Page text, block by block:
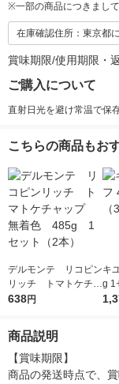
※一部の商品につきまし
在庫確認住所：東京都
賞味期限/使用期限・
ご購入について
直射日光を避け常温で保
こちらの商品もお
デルモンテ リコピン
リッチ トマトケチャ
ップ 無着色 485g
638円
キ
g 1
商品説明
【賞味期限】
商品の発送時点で、